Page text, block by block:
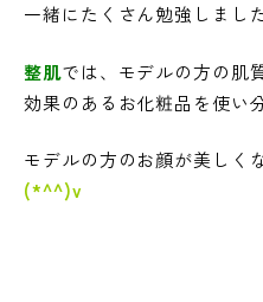
一緒にたくさん勉強しまし
整肌では、モデルの方の肌
効果のあるお化粧品を使い
モデルの方のお顔が美しく
(*^^)v